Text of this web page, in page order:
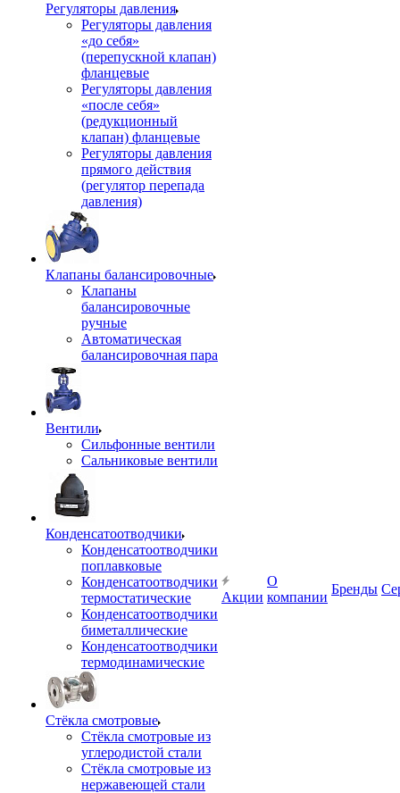
Регуляторы давления
Регуляторы давления
«до себя»
(перепускной клапан)
фланцевые
Регуляторы давления
«после себя»
(редукционный
клапан) фланцевые
Регуляторы давления
прямого действия
(регулятор перепада
давления)
Клапаны балансировочные
Клапаны
балансировочные
ручные
Автоматическая
балансировочная пара
Вентили
Сильфонные вентили
Сальниковые вентили
Конденсатоотводчики
Конденсатоотводчики
поплавковые
Конденсатоотводчики
термостатические
Конденсатоотводчики
биметаллические
Конденсатоотводчики
термодинамические
Стёкла смотровые
Стёкла смотровые из
углеродистой стали
Стёкла смотровые из
нержавеющей стали
Акции
О
компании
Бренды